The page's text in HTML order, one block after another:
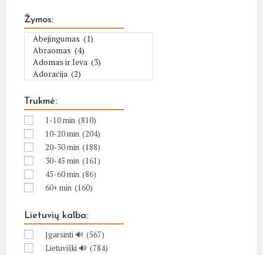
Žymos:
Trukmė:
1-10 min (810)
10-20 min (204)
20-30 min (188)
30-45 min (161)
45-60 min (86)
60+ min (160)
Lietuvių kalba:
Įgarsinti 🔊 (567)
Lietuviški 🔊 (784)